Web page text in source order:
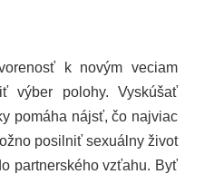
k novým veciam
výber polohy. Vyskúšať
pomáha nájsť, čo najviac
posilniť sexuálny život
partnerského vzťahu. Byť